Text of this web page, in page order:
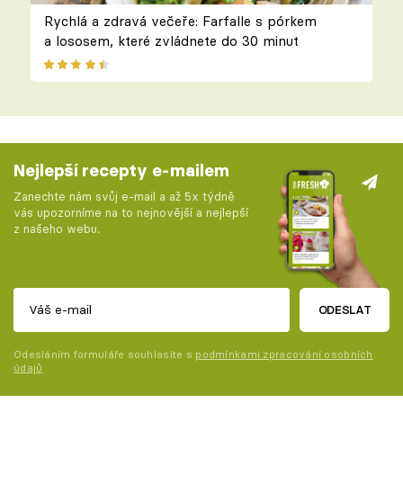
Rychlá a zdravá večeře: Farfalle s pórkem
a lososem, které zvládnete do 30 minut
Nejlepší recepty e-mailem
Zanechte nám svůj e-mail a až 5x týdně
vás upozorníme na to nejnovější a nejlepší
z našeho webu.
ODESLAT
Odesláním formuláře souhlasíte s podmínkami zpracování osobních
údajů